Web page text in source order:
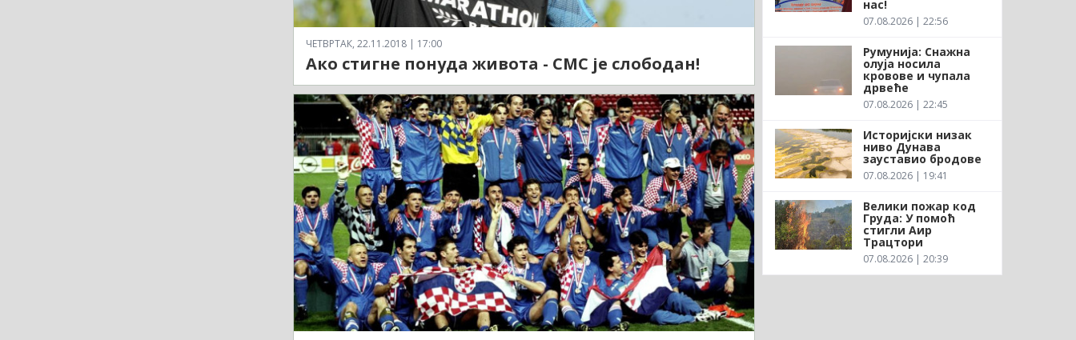
ЧЕТВРТАК, 22.11.2018 | 17:00
Ако стигне понуда живота - СМС је слободан!
нас!
07.08.2026 | 22:56
Румунија: Снажна
олуја носила
кровове и чупала
дрвеће
07.08.2026 | 22:45
Историјски низак
ниво Дунава
зауставио бродове
07.08.2026 | 19:41
Велики пожар код
Груда: У помоћ
стигли Аир
Трацтори
07.08.2026 | 20:39